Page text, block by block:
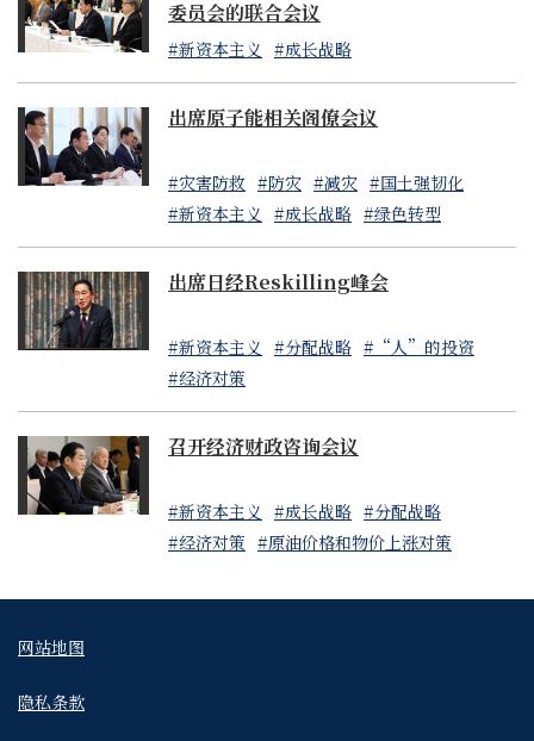
委员会的联合会议
#新资本主义 #成长战略
出席原子能相关阁僚会议
#灾害防救 #防灾 #减灾 #国土强韧化
#新资本主义 #成长战略 #绿色转型
出席日经Reskilling峰会
#新资本主义 #分配战略 #“人”的投资
#经济对策
召开经济财政咨询会议
#新资本主义 #成长战略 #分配战略
#经济对策 #原油价格和物价上涨对策
网站地图
隐私条款